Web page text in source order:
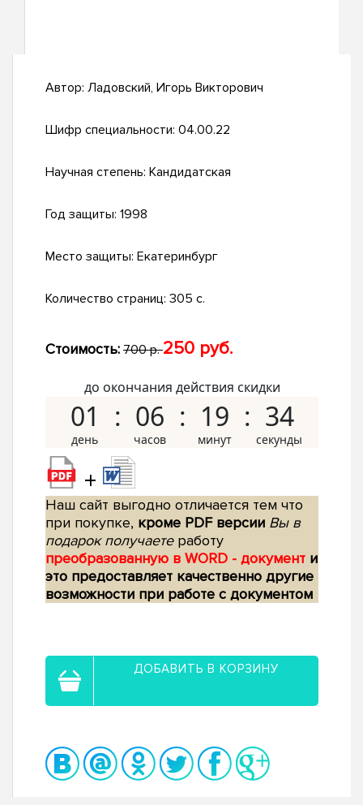
Автор: Ладовский, Игорь Викторович
Шифр специальности: 04.00.22
Научная степень: Кандидатская
Год защиты: 1998
Место защиты: Екатеринбург
Количество страниц: 305 с.
Стоимость: 700 р.250 руб.
до окончания действия скидки
01 06 19 33
+
Наш сайт выгодно отличается тем что
при покупке, кроме PDF версии Вы в
подарок получаетеработу
преобразованную в WORD - документ и
это предоставляет качественно другие
возможности при работе с документом
ДОБАВИТЬ В КОРЗИНУ